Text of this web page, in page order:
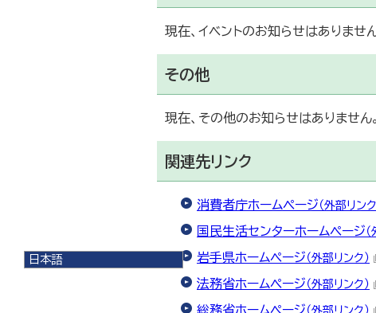
日本語
現在、イベントのお知らせはありません
その他
現在、その他のお知らせはありません。
関連先リンク
消費者庁ホームページ （外部リンク
国民生活センターホームページ
岩手県ホームページ （外部リンク）
法務省ホームページ （外部リンク）
総務省ホームページ （外部リンク）